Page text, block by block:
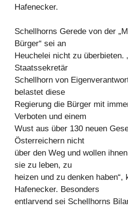
Hafenecker.
Schellhorns Gerede von der
Bürger“ sei an
Heuchelei nicht zu überbieten.
Staatssekretär
Schellhorn von
belastet diese
Regierung die Bürger mit
Verboten und einem
Wust aus über 130 neuen
Österreichern nicht
über den Weg und wollen
sie zu leben, zu
heizen und zu denken haben“,
Hafenecker. Besonders
entlarvend sei Schellhorns